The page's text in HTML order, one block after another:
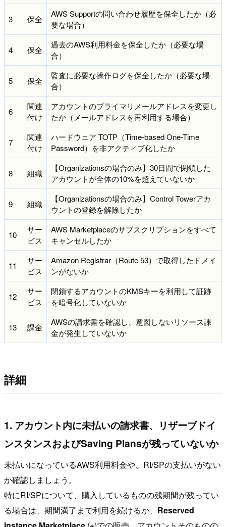
3 保全
AWS Supportの問い合わせ履歴を保全したか（必
要な場合）
4 保全
過去のAWS利用料金を保全したか（必要な場
合）
5 保全
監査に必要な操作ログを保全したか（必要な場
合）
6
関連
付け
アカウントのプライマリメールアドレスを変更し
たか（メールアドレスを再利用する場合）
7
関連
付け
ハードウェア TOTP（Time-based One-Time
Password）を非アクティブ化したか
8 組織
【Organizationsの場合のみ】30日間で閉鎖した
アカウントが全体の10%を超えていないか
9 組織
【Organizationsの場合のみ】Control Towerアカ
ウントの登録を解除したか
10
サー
ビス
AWS Marketplaceのサブスクリプションをすべて
キャンセルしたか
11
サー
ビス
Amazon Registrar（Route 53）で取得したドメイ
ンがないか
12
サー
ビス
閉鎖するアカウントのKMSキーを利用して証跡
を暗号化していないか
13 課金
AWSの請求書を確認し、意図しないリソース課
金が発生していないか
詳細
1. アカウント内に未払いの請求書、リザーブドイ
ンスタンスおよびSaving Plansが残っていないか
未払いになっているAWS利用料金や、RI/SPの支払いがない
か確認しましょう。
特にRI/SPについて、購入しているものの残期間が残ってい
る場合は、期間満了まで利用を続けるか、 Reserved